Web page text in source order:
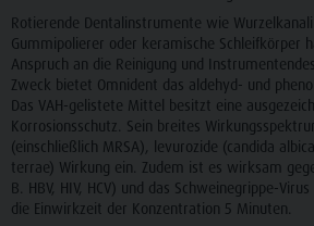
Rotierende Dentalinstrumente wie
Gummipolierer oder keramische Schleifkörper
Anspruch an die Reinigung und
Zweck bietet Omnident das aldehyd- und
Das VAH-gelistete Mittel besitzt eine
Korrosionsschutz. Sein breites
(einschließlich MRSA), levurozide (candida
terrae) Wirkung ein. Zudem ist es wirksam
B. HBV, HIV, HCV) und das Schweinegrippe-
die Einwirkzeit der Konzentration 5 Minuten.